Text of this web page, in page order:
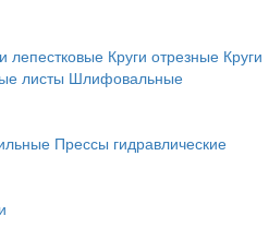
лепестковые Круги отрезные Круги
листы Шлифовальные
Прессы гидравлические